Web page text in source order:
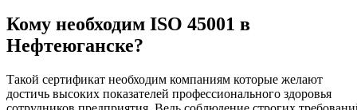
Кому необходим ISO 45001 в
Нефтеюганске?
Такой сертификат необходим компаниям которые желают
достичь высоких показателей профессионального здоровья